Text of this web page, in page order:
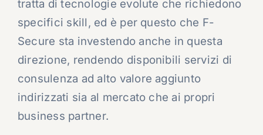
tratta di tecnologie evolute che richiedono
specifici skill, ed è per questo che F-
Secure sta investendo anche in questa
direzione, rendendo disponibili servizi di
consulenza ad alto valore aggiunto
indirizzati sia al mercato che ai propri
business partner.